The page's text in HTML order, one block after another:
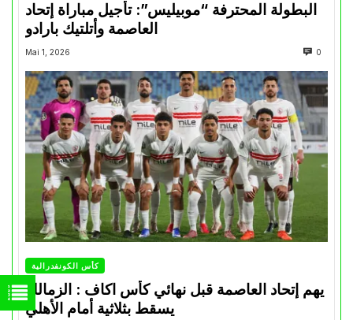
البطولة المحترفة “موبيليس”: تأجيل مباراة إتحاد
العاصمة وأتلتيك بارادو
Mai 1, 2026 0
كأس الكونفدرالية
يهم إتحاد العاصمة قبل نهائي كأس اكاف : الزمالك